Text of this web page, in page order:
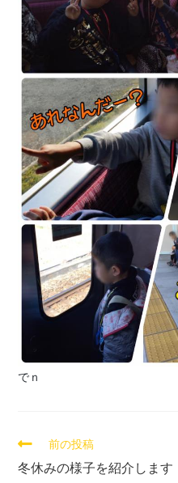
でｎ
前の投稿
冬休みの様子を紹介しま